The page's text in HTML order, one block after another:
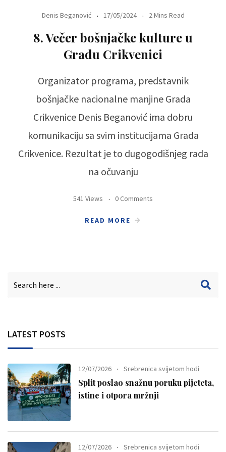
Denis Beganović 17/05/2024 2 Mins Read
8. Večer bošnjačke kulture u
Gradu Crikvenici
Organizator programa, predstavnik
bošnjačke nacionalne manjine Grada
Crikvenice Denis Beganović ima dobru
komunikaciju sa svim institucijama Grada
Crikvenice. Rezultat je to dugogodišnjeg rada
na očuvanju
541 Views 0 Comments
READ MORE
LATEST POSTS
12/07/2026 Srebrenica svijetom hodi
Split poslao snažnu poruku pijeteta,
istine i otpora mržnji
12/07/2026 Srebrenica svijetom hodi